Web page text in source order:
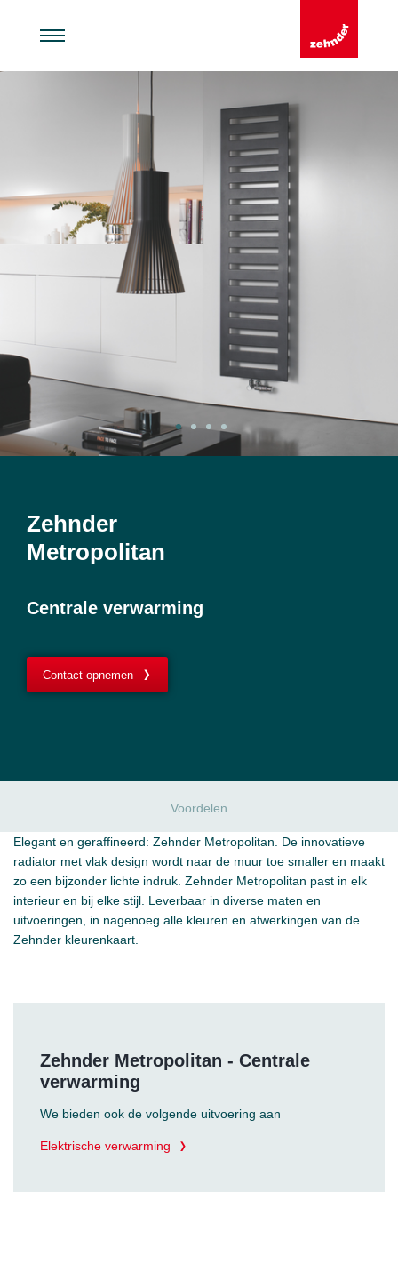
Zehnder
Metropolitan
Centrale verwarming
Contact opnemen
Voordelen
Elegant en geraffineerd: Zehnder Metropolitan. De innovatieve
radiator met vlak design wordt naar de muur toe smaller en maakt
zo een bijzonder lichte indruk. Zehnder Metropolitan past in elk
interieur en bij elke stijl. Leverbaar in diverse maten en
uitvoeringen, in nagenoeg alle kleuren en afwerkingen van de
Zehnder kleurenkaart.
Zehnder Metropolitan - Centrale
verwarming
We bieden ook de volgende uitvoering aan
Elektrische verwarming